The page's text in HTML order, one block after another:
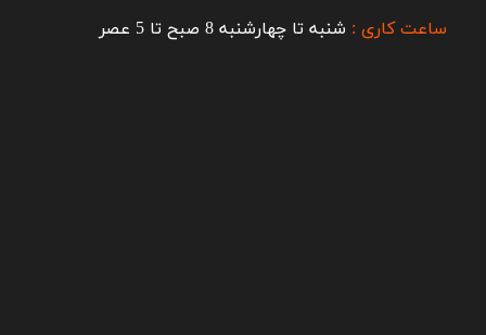
ساعت کاری : شنبه تا چهارشنبه 8 صبح تا 5 عصر